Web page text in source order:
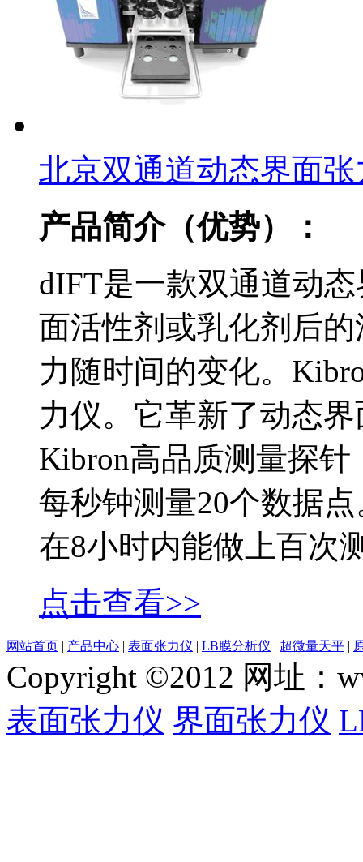
北京双通道动态界面张
产品简介（优势）：
dIFT是一款双通道动
面活性剂或乳化剂后
力随时间的变化。
力仪。它革新了动态
Kibron高品质测量探
每秒钟测量20个数据
在8小时内能做上百次
点击查看>>
网站首页 | 产品中心 | 表面张力仪 | LB膜分析仪 | 超微量天平 |
Copyright ©2012 网址：
表面张力仪 界面张力仪